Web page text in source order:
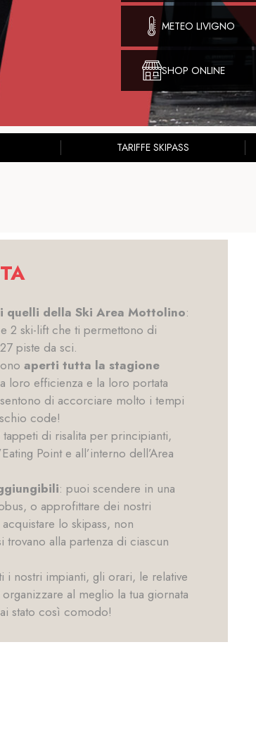
METEO LIVIGNO
SHOP ONLINE
TARIFFE SKIPASS
quelli della Ski Area Mottolino:
2 ski-lift che ti permettono di
piste da sci.
aperti tutta la stagione
loro efficienza e la loro portata
di accorciare molto i tempi
code!
di risalita per principianti,
Point e all’interno dell’Area
: puoi scendere in una
o approfittare dei nostri
lo skipass, non
alla partenza di ciascun
i nostri impianti, gli orari, le relative
al meglio la tua giornata
stato così comodo!